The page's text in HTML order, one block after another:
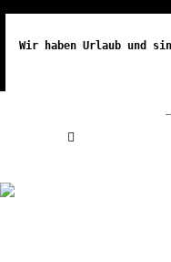
Wir haben Urlaub und